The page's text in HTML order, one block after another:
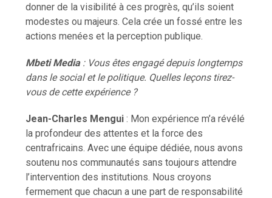
donner de la visibilité à ces progrès, qu’ils soient
modestes ou majeurs. Cela crée un fossé entre les
actions menées et la perception publique.
Mbeti Media: Vous êtes engagé depuis longtemps
dans le social et le politique. Quelles leçons tirez-
vous de cette expérience ?
Jean-Charles Mengui : Mon expérience m’a révélé
la profondeur des attentes et la force des
centrafricains. Avec une équipe dédiée, nous avons
soutenu nos communautés sans toujours attendre
l’intervention des institutions. Nous croyons
fermement que chacun a une part de responsabilité